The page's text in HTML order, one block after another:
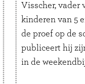
Visscher, vader
kinderen van 5
de proef op de
publiceert hij
in de